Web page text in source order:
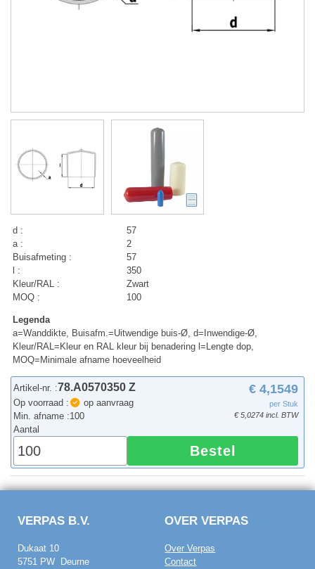
d :
57
a :
2
Buisafmeting :
57
l :
350
Kleur/RAL :
Zwart
MOQ :
100
Legenda
a=Wanddikte, Buisafm.=Uitwendige buis-Ø, d=Inwendige-Ø,
Kleur/RAL=Kleur en RAL kleur bij benadering l=Lengte dop,
MOQ=Minimale afname hoeveelheid
Artikel-nr. :78.A0570350 Z
Op voorraad :
op aanvraag
Min. afname :100
€ 4,1549
per Stuk
€ 5,0274 incl. BTW
Aantal
Bestel
VERPAS B.V.
Dukaat 10
5751 PW Deurne
OVER VERPAS
Over Verpas
Contact